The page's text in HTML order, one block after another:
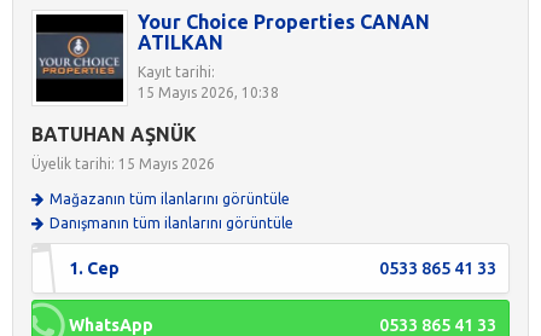
Your Choice Properties CANAN
ATILKAN
Kayıt tarihi:
15 Mayıs 2026, 10:38
BATUHAN AŞNÜK
Üyelik tarihi: 15 Mayıs 2026
Mağazanın tüm ilanlarını görüntüle
Danışmanın tüm ilanlarını görüntüle
1. Cep 0533 865 41 33
WhatsApp 0533 865 41 33